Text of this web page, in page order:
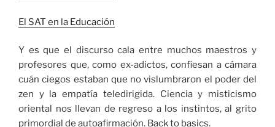
El SAT en la Educación
Y es que el discurso cala entre muchos maestros y
profesores que, como ex-adictos, confiesan a cámara
cuán ciegos estaban que no vislumbraron el poder del
zen y la empatía teledirigida. Ciencia y misticismo
oriental nos llevan de regreso a los instintos, al grito
primordial de autoafirmación. Back to basics.